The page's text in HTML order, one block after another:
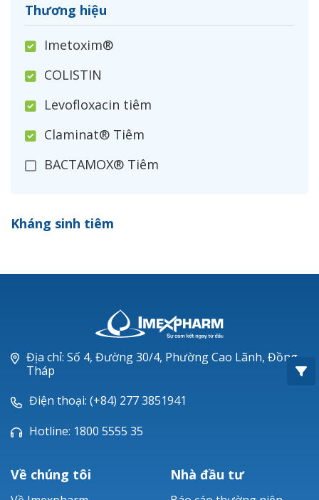
Thương hiệu
Imetoxim®
COLISTIN
Levofloxacin tiêm
Claminat® Tiêm
BACTAMOX® Tiêm
Ceftizoxim®
Piperacillin
Ticarlinat®
Zobacta®
Bacsulfo®
Kháng sinh tiêm
Địa chỉ: Số 4, Đường 30/4, Phường Cao Lãnh, Đồng
Tháp
Điện thoại: (+84) 277 3851941
Hotline: 1800 5555 35
Về chúng tôi Nhà đầu tư